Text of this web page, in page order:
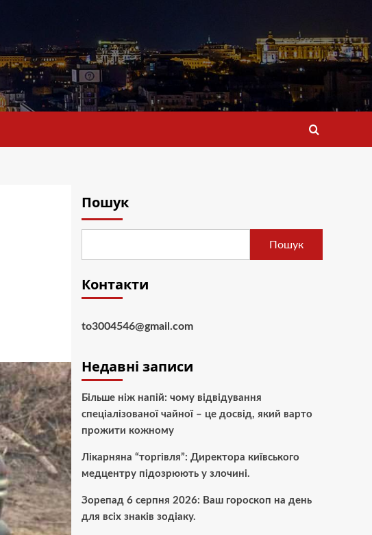
Пошук
Пошук
Контакти
to3004546@gmail.com
Недавні записи
Більше ніж напій: чому відвідування
спеціалізованої чайної – це досвід, який варто
прожити кожному
Лікарняна “торгівля”: Директора київського
медцентру підозрюють у злочині.
Зорепад 6 серпня 2026: Ваш гороскоп на день
для всіх знаків зодіаку.